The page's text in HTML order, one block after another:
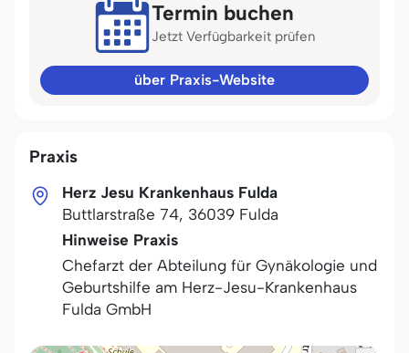
Praxis
Herz Jesu Krankenhaus Fulda
Buttlarstraße 74, 36039 Fulda
Hinweise Praxis
Chefarzt der Abteilung für Gynäkologie und
Geburtshilfe am Herz-Jesu-Krankenhaus
Fulda GmbH
Termin buchen
Jetzt Verfügbarkeit prüfen
über Praxis-Website